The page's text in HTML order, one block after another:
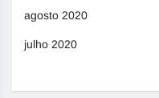
agosto 2020
julho 2020